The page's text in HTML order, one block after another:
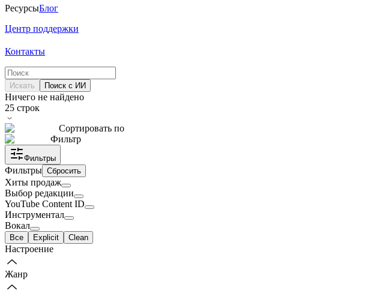
РесурсыБлог
Центр поддержки
Контакты
Искать Поиск с ИИ
Ничего не найдено
25 строк
Сортировать по
Фильтр
Фильтры
Фильтры Сбросить
Хиты продаж
Выбор редакции
YouTube Content ID
Инструментал
Вокал
Все Explicit Clean
Настроение
Жанр